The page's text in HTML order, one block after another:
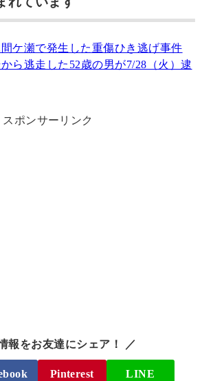
ケ瀬で発生した重傷ひき逃げ事件
ら逃走した52歳の男が7/28（火）逮
スポンサーリンク
報をお友達にシェア！ ／
Pinterest LINE